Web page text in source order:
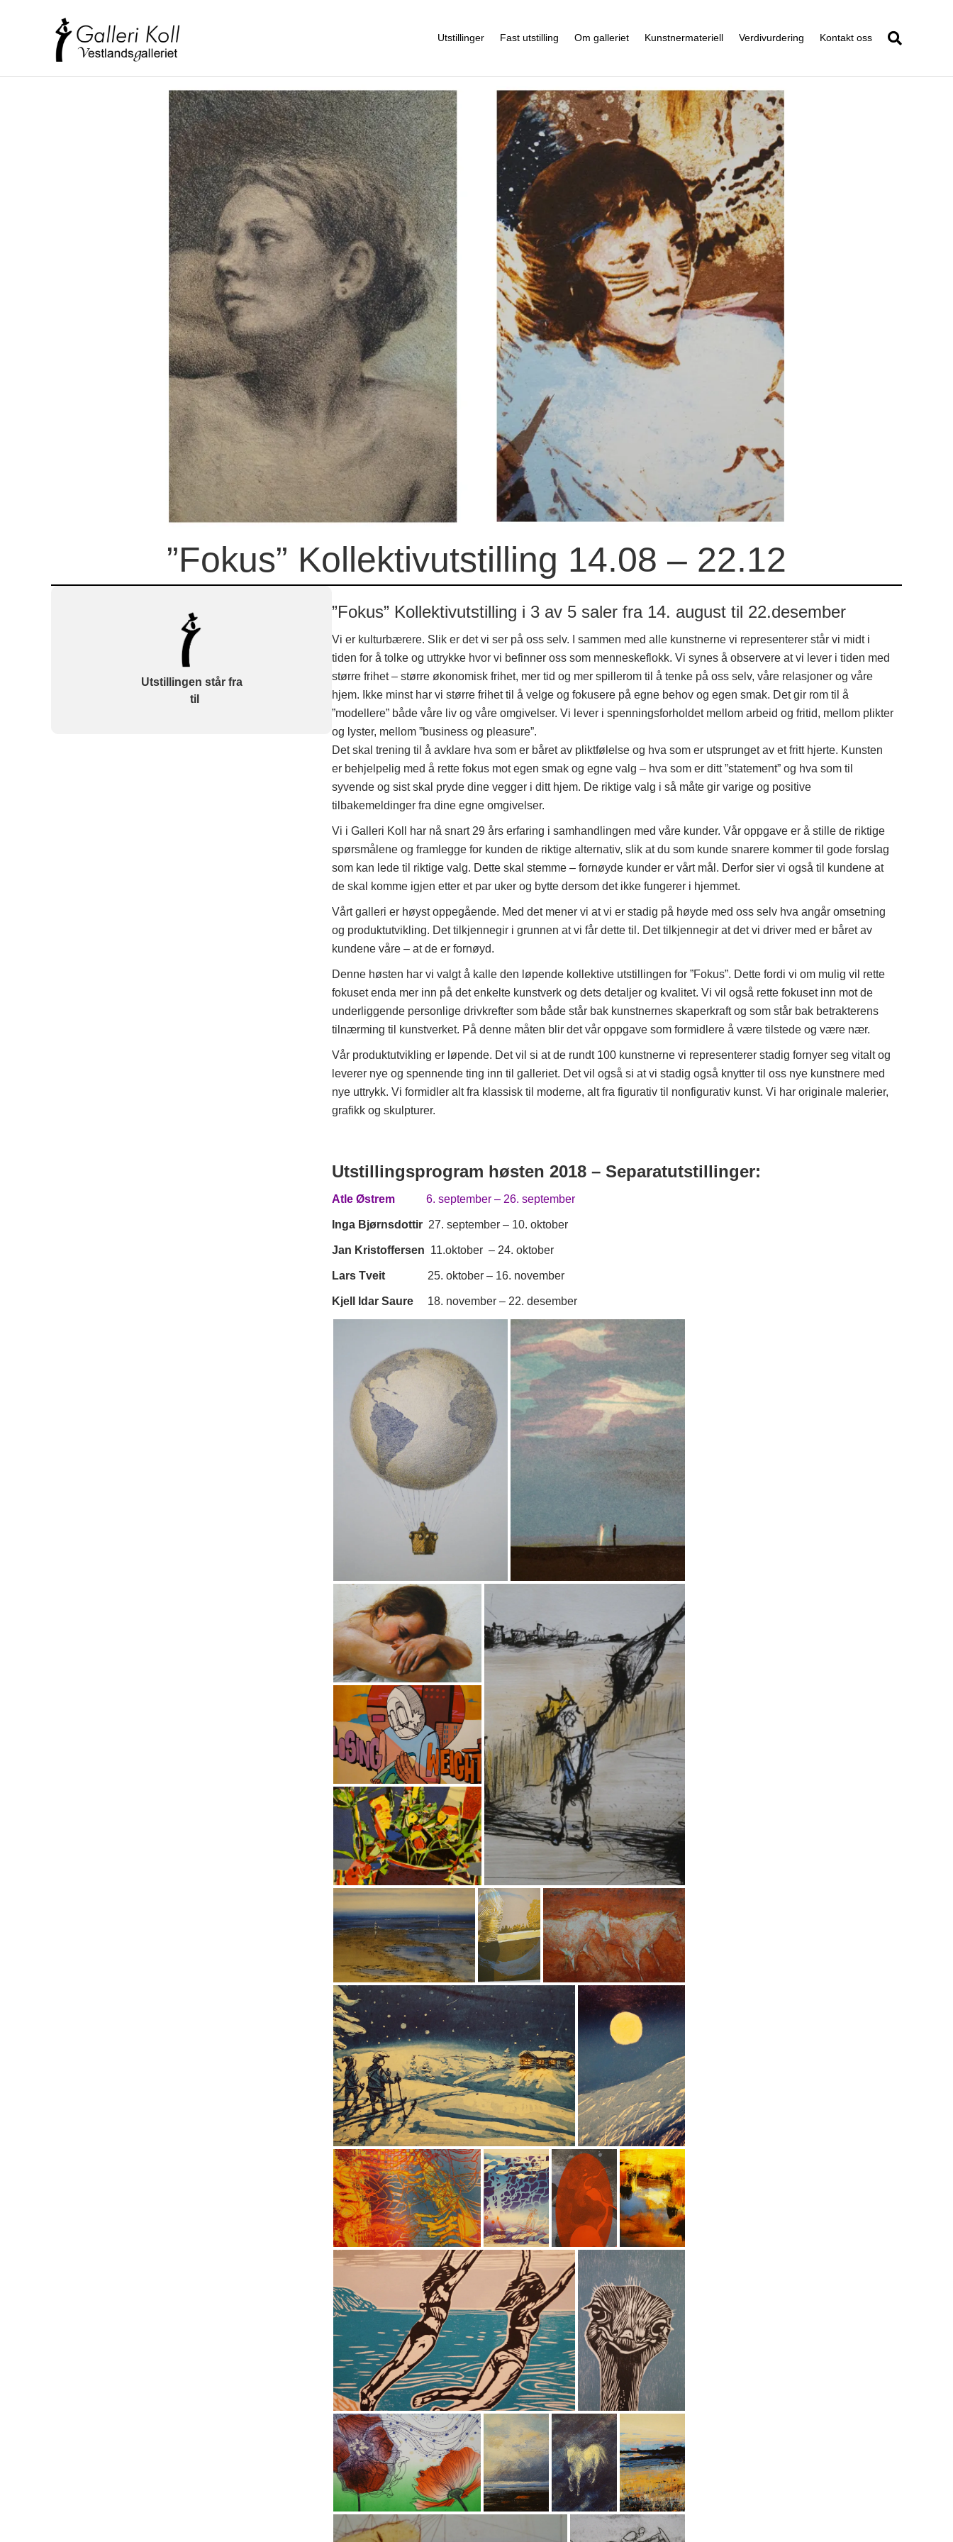
Utstillinger Fast utstilling Om galleriet Kunstnermateriell Verdivurdering Kontakt oss
”Fokus” Kollektivutstilling 14.08 – 22.12
Utstillingen står fra
til
”Fokus” Kollektivutstilling i 3 av 5 saler fra 14. august til 22.desember
Vi er kulturbærere. Slik er det vi ser på oss selv. I sammen med alle kunstnerne vi representerer står vi midt i
tiden for å tolke og uttrykke hvor vi befinner oss som menneskeflokk. Vi synes å observere at vi lever i tiden med
større frihet – større økonomisk frihet, mer tid og mer spillerom til å tenke på oss selv, våre relasjoner og våre
hjem. Ikke minst har vi større frihet til å velge og fokusere på egne behov og egen smak. Det gir rom til å
”modellere” både våre liv og våre omgivelser. Vi lever i spenningsforholdet mellom arbeid og fritid, mellom plikter
og lyster, mellom ”business og pleasure”.
Det skal trening til å avklare hva som er båret av pliktfølelse og hva som er utsprunget av et fritt hjerte. Kunsten
er behjelpelig med å rette fokus mot egen smak og egne valg – hva som er ditt ”statement” og hva som til
syvende og sist skal pryde dine vegger i ditt hjem. De riktige valg i så måte gir varige og positive
tilbakemeldinger fra dine egne omgivelser.
Vi i Galleri Koll har nå snart 29 års erfaring i samhandlingen med våre kunder. Vår oppgave er å stille de riktige
spørsmålene og framlegge for kunden de riktige alternativ, slik at du som kunde snarere kommer til gode forslag
som kan lede til riktige valg. Dette skal stemme – fornøyde kunder er vårt mål. Derfor sier vi også til kundene at
de skal komme igjen etter et par uker og bytte dersom det ikke fungerer i hjemmet.
Vårt galleri er høyst oppegående. Med det mener vi at vi er stadig på høyde med oss selv hva angår omsetning
og produktutvikling. Det tilkjennegir i grunnen at vi får dette til. Det tilkjennegir at det vi driver med er båret av
kundene våre – at de er fornøyd.
Denne høsten har vi valgt å kalle den løpende kollektive utstillingen for ”Fokus”. Dette fordi vi om mulig vil rette
fokuset enda mer inn på det enkelte kunstverk og dets detaljer og kvalitet. Vi vil også rette fokuset inn mot de
underliggende personlige drivkrefter som både står bak kunstnernes skaperkraft og som står bak betrakterens
tilnærming til kunstverket. På denne måten blir det vår oppgave som formidlere å være tilstede og være nær.
Vår produktutvikling er løpende. Det vil si at de rundt 100 kunstnerne vi representerer stadig fornyer seg vitalt og
leverer nye og spennende ting inn til galleriet. Det vil også si at vi stadig også knytter til oss nye kunstnere med
nye uttrykk. Vi formidler alt fra klassisk til moderne, alt fra figurativ til nonfigurativ kunst. Vi har originale malerier,
grafikk og skulpturer.
Utstillingsprogram høsten 2018 – Separatutstillinger:
Atle Østrem 6. september – 26. september
Inga Bjørnsdottir 27. september – 10. oktober
Jan Kristoffersen 11.oktober – 24. oktober
Lars Tveit 25. oktober – 16. november
Kjell Idar Saure 18. november – 22. desember